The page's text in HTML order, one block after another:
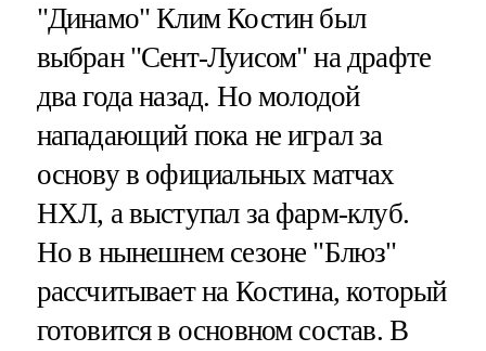
"Динамо" Клим Костин был
выбран "Сент-Луисом" на драфте
два года назад. Но молодой
нападающий пока не играл за
основу в официальных матчах
НХЛ, а выступал за фарм-клуб.
Но в нынешнем сезоне "Блюз"
рассчитывает на Костина, который
готовится в основном состав. В